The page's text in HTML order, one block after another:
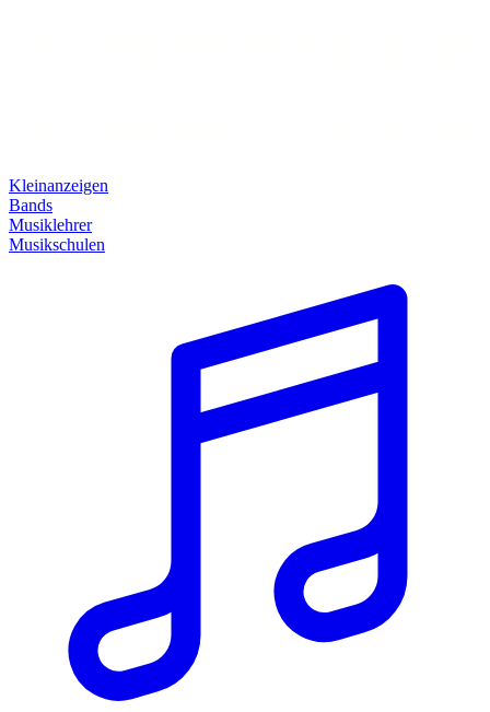
Kleinanzeigen
Bands
Musiklehrer
Musikschulen